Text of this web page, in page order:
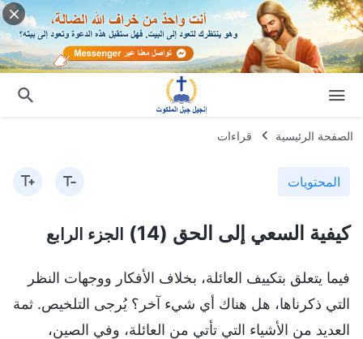
الصفحة الرئيسية قراءات
المحتويات
كيفية السعي إلى الحق (14) الجزء الرابع
فيما يتعلق بتكييف العائلة، بخلاف الأفكار ووجهات النظر
التي ذكرناها، هل هناك أي شيء آخر؟ يُرجى التلخيص. ثمة
العديد من الأشياء التي تأتي من العائلة، وفي الصين،